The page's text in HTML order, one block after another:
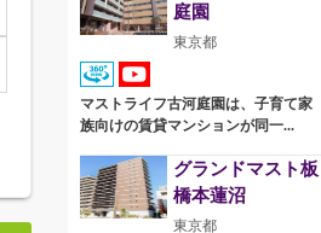
庭園
東京都
マストライフ古河庭園は、子育て家
族向けの賃貸マンションが同一...
グランドマスト板
橋本蓮沼
東京都